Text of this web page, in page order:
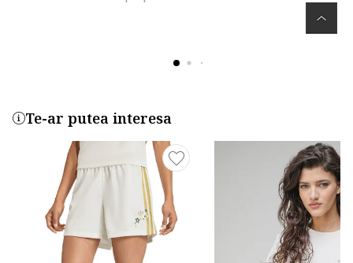
Te-ar putea interesa